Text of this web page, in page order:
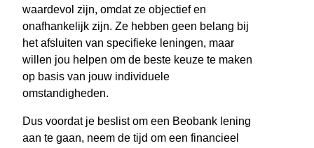
waardevol zijn, omdat ze objectief en
onafhankelijk zijn. Ze hebben geen belang bij
het afsluiten van specifieke leningen, maar
willen jou helpen om de beste keuze te maken
op basis van jouw individuele
omstandigheden.
Dus voordat je beslist om een Beobank lening
aan te gaan, neem de tijd om een financieel